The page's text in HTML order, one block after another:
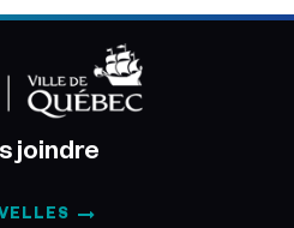
joindre